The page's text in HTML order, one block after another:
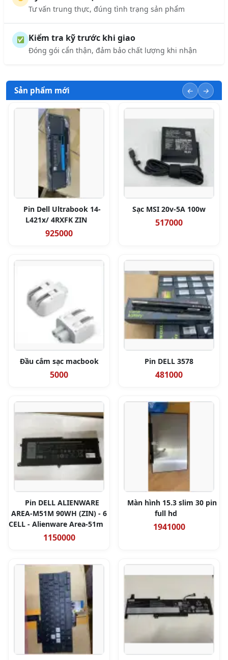
Tư vấn trung thực, đúng tình trạng sản phẩm
✅ Kiểm tra kỹ trước khi giao
Đóng gói cẩn thận, đảm bảo chất lượng khi nhận
Sản phẩm mới
Pin Dell Ultrabook 14-
L421x/ 4RXFK ZIN
925000
Sạc MSI 20v-5A 100w
517000
Đầu cắm sạc macbook
5000
Pin DELL 3578
481000
Pin DELL ALIENWARE
AREA-M51M 90WH (ZIN) - 6
CELL - Alienware Area-51m
1150000
Màn hình 15.3 slim 30 pin
full hd
1941000